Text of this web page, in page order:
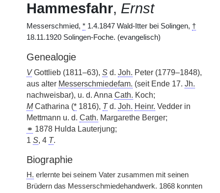
Hammesfahr, Ernst
Messerschmied, * 1.4.1847 Wald-Itter bei Solingen, †
18.11.1920 Solingen-Foche. (evangelisch)
Genealogie
VGottlieb (1811–63), S d. Joh. Peter (1779–1848),
aus alter Messerschmiedefam. (seit Ende 17. Jh.
nachweisbar), u. d. Anna Cath. Koch;
MCatharina (* 1816), Td. Joh. Heinr. Vedder in
Mettmann u. d. Cath. Margarethe Berger;
⚭ 1878 Hulda Lauterjung;
1 S, 4 T.
Biographie
H. erlernte bei seinem Vater zusammen mit seinen
Brüdern das Messerschmiedehandwerk. 1868 konnten